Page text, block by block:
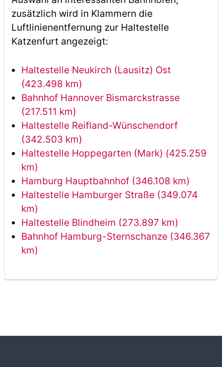
zusätzlich wird in Klammern die
Luftlinienentfernung zur Haltestelle
Katzenfurt angezeigt:
Haltestelle Neukirch (Lausitz) Ost
(423.498 km)
Bahnhof Hannover Bismarckstrasse
(217.511 km)
Haltestelle Reifland-Wünschendorf
(342.503 km)
Haltestelle Hoppegarten (Mark) (425.259
km)
Hamburg Hauptbahnhof (346.108 km)
Haltestelle Hamburger Straße (349.074
km)
Haltestelle Blindheim (273.897 km)
Bahnhof Hamburg-Sternschanze (346.367
km)